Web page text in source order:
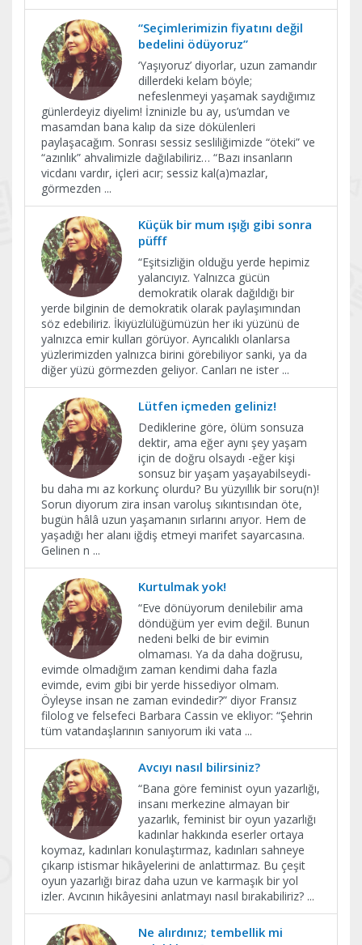
“Seçimlerimizin fiyatını değil
bedelini ödüyoruz”
‘Yaşıyoruz’ diyorlar, uzun zamandır
dillerdeki kelam böyle;
nefeslenmeyi yaşamak saydığımız
günlerdeyiz diyelim! İzninizle bu ay, us’umdan ve
masamdan bana kalıp da size dökülenleri
paylaşacağım. Sonrası sessiz sesliliğimizde “öteki” ve
“azınlık” ahvalimizle dağılabiliriz… “Bazı insanların
vicdanı vardır, içleri acır; sessiz kal(a)mazlar,
görmezden ...
Küçük bir mum ışığı gibi sonra
püfff
“Eşitsizliğin olduğu yerde hepimiz
yalancıyız. Yalnızca gücün
demokratik olarak dağıldığı bir
yerde bilginin de demokratik olarak paylaşımından
söz edebiliriz. İkiyüzlülüğümüzün her iki yüzünü de
yalnızca emir kulları görüyor. Ayrıcalıklı olanlarsa
yüzlerimizden yalnızca birini görebiliyor sanki, ya da
diğer yüzü görmezden geliyor. Canları ne ister ...
Lütfen içmeden geliniz!
Dediklerine göre, ölüm sonsuza
dektir, ama eğer aynı şey yaşam
için de doğru olsaydı -eğer kişi
sonsuz bir yaşam yaşayabilseydi-
bu daha mı az korkunç olurdu? Bu yüzyıllık bir soru(n)!
Sorun diyorum zira insan varoluş sıkıntısından öte,
bugün hâlâ uzun yaşamanın sırlarını arıyor. Hem de
yaşadığı her alanı iğdiş etmeyi marifet sayarcasına.
Gelinen n ...
Kurtulmak yok!
“Eve dönüyorum denilebilir ama
döndüğüm yer evim değil. Bunun
nedeni belki de bir evimin
olmaması. Ya da daha doğrusu,
evimde olmadığım zaman kendimi daha fazla
evimde, evim gibi bir yerde hissediyor olmam.
Öyleyse insan ne zaman evindedir?” diyor Fransız
filolog ve felsefeci Barbara Cassin ve ekliyor: “Şehrin
tüm vatandaşlarının sanıyorum iki vata ...
Avcıyı nasıl bilirsiniz?
“Bana göre feminist oyun yazarlığı,
insanı merkezine almayan bir
yazarlık, feminist bir oyun yazarlığı
kadınlar hakkında eserler ortaya
koymaz, kadınları konulaştırmaz, kadınları sahneye
çıkarıp istismar hikâyelerini de anlattırmaz. Bu çeşit
oyun yazarlığı biraz daha uzun ve karmaşık bir yol
izler. Avcının hikâyesini anlatmayı nasıl bırakabiliriz? ...
Ne alırdınız; tembellik mi